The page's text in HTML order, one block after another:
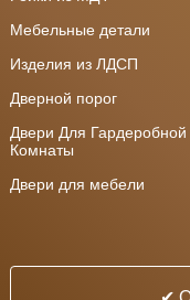
Мебельные детали
Изделия из ЛДСП
Дверной порог
Двери Для Гардеробной
Комнаты
Двери для мебели